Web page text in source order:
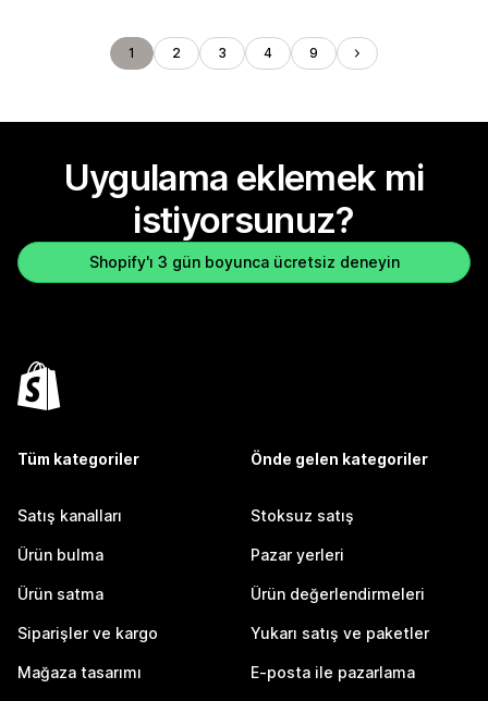
1 2 3 4 9
Uygulama eklemek mi
istiyorsunuz?
Shopify'ı 3 gün boyunca ücretsiz deneyin
Tüm kategoriler
Satış kanalları
Ürün bulma
Ürün satma
Siparişler ve kargo
Mağaza tasarımı
Önde gelen kategoriler
Stoksuz satış
Pazar yerleri
Ürün değerlendirmeleri
Yukarı satış ve paketler
E-posta ile pazarlama